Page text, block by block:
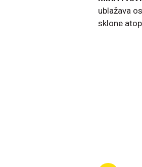
ublažava
sklone